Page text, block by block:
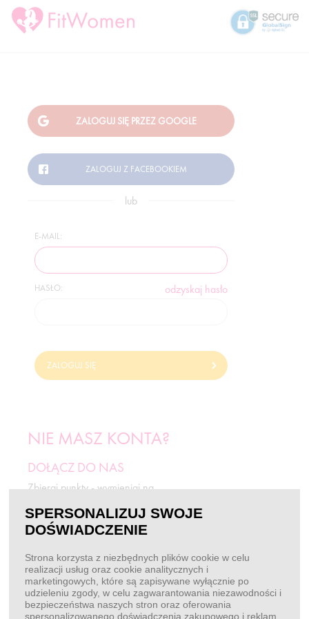
lub
E-MAIL:
HASŁO: odzyskaj hasło
ZALOGUJ SIĘ
NIE MASZ KONTA?
DOŁĄCZ DO NAS
Zbieraj punkty - wymieniaj na
ZAREJESTRUJ SIĘ
BEZ LOGOWANIA
Chcę złożyć zamówienie
SPERSONALIZUJ SWOJE
DOŚWIADCZENIE
Strona korzysta z niezbędnych plików cookie w celu
realizacji usług oraz cookie analitycznych i
marketingowych, które są zapisywane wyłącznie po
udzieleniu zgody, w celu zagwarantowania niezawodności i
bezpieczeństwa naszych stron oraz oferowania
spersonalizowanego doświadczenia zakupowego i reklam.